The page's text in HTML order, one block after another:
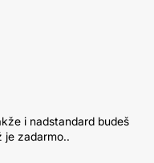
i nadstandard budeš
je zadarmo..